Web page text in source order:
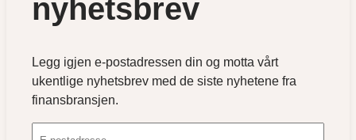
nyhetsbrev
Legg igjen e-postadressen din og motta vårt
ukentlige nyhetsbrev med de siste nyhetene fra
finansbransjen.